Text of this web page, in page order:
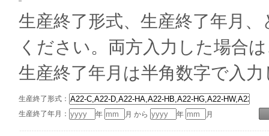
生産終了形式、生産終了年月
ください。両方入力した場合
生産終了年月は半角数字で入
生産終了形式：
生産終了年月：
年 月 から 年 月